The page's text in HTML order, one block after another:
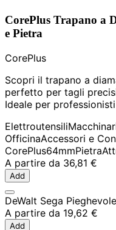
CorePlus Trapano a
e Pietra
CorePlus
Scopri il trapano a
perfetto per tagli
Ideale per
Elettroutensili
OfficinaAccessori e
CorePlus64mmPietra
A partire da 36,81 €
Add
DeWalt Sega
A partire da 19,62 €
Add